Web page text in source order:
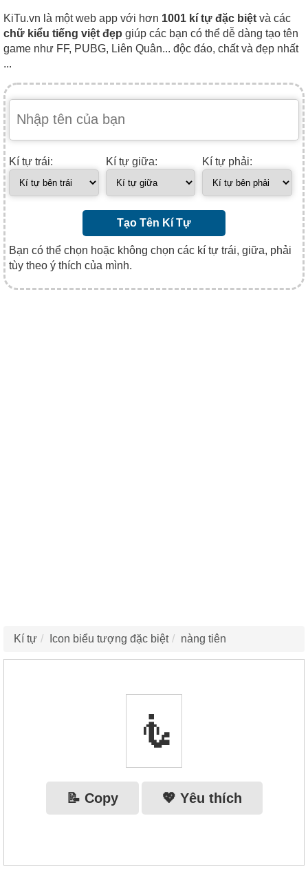
KiTu.vn là một web app với hơn 1001 kí tự đặc biệt và các
chữ kiểu tiếng việt đẹp giúp các bạn có thể dễ dàng tạo tên
game như FF, PUBG, Liên Quân... độc đáo, chất và đẹp nhất
...
Kí tự trái: Kí tự giữa: Kí tự phải:
Tạo Tên Kí Tự
Bạn có thể chọn hoặc không chọn các kí tự trái, giữa, phải
tùy theo ý thích của mình.
Kí tự Icon biểu tượng đặc biệt nàng tiên
🧜‍
📝 Copy 💖 Yêu thích